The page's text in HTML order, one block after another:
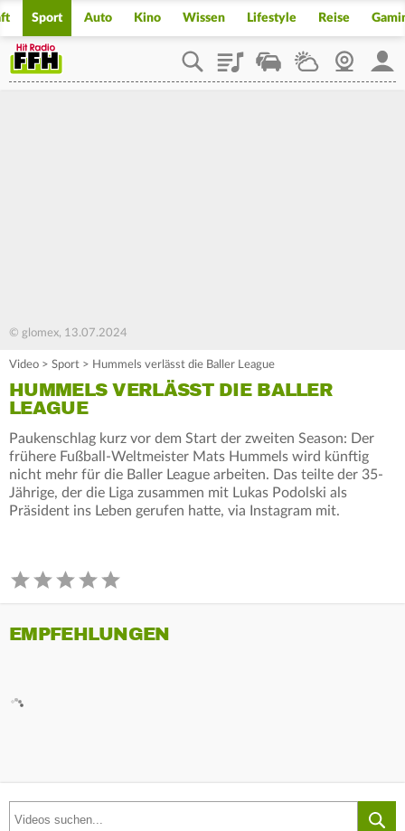
Sport Auto Kino Wissen Lifestyle Reise
PlaylistStaupilotWetterWebcam
© glomex, 13.07.2024
Video > Sport > Hummels verlässt die Baller League
HUMMELS VERLÄSST DIE BALLER
LEAGUE
Paukenschlag kurz vor dem Start der zweiten Season: Der
frühere Fußball-Weltmeister Mats Hummels wird künftig
nicht mehr für die Baller League arbeiten. Das teilte der 35-
Jährige, der die Liga zusammen mit Lukas Podolski als
Präsident ins Leben gerufen hatte, via Instagram mit.
EMPFEHLUNGEN